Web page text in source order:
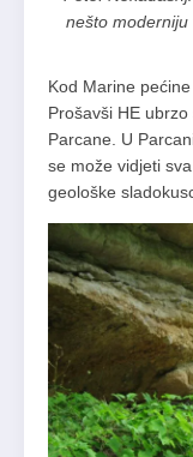
nešto
Kod Marine
Prošavši HE
Parcane. U
se može vidjeti
geološke